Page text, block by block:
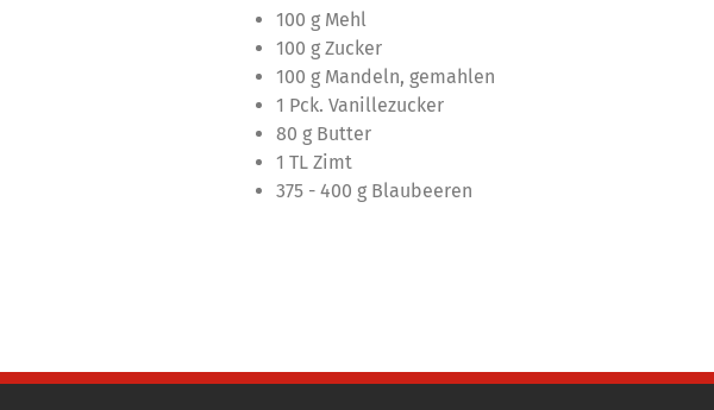
100 g Mehl
100 g Zucker
100 g Mandeln, gemahlen
1 Pck. Vanillezucker
80 g Butter
1 TL Zimt
375 - 400 g Blaubeeren